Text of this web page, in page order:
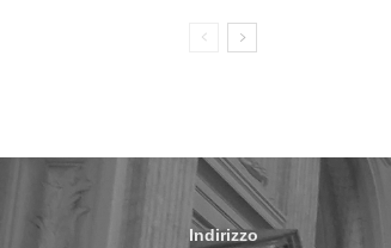
Indirizzo